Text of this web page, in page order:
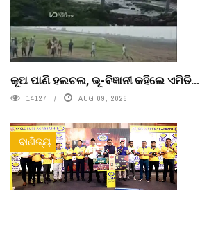
କୂଅ ପାଣି ହଲଚଲ, ଭୂ-ବିଜ୍ଞାନୀ କହିଲେ ଏମିତି...
14127 AUG 09, 2026
ବାଣିଜ୍ୟ